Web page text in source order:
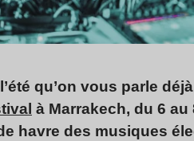
qu’on vous parle
à Marrakech, du 6 au
havre des musiques